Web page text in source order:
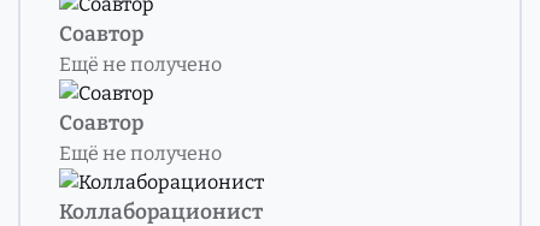
Соавтор
Ещё не получено
Соавтор
Ещё не получено
Коллаборационист